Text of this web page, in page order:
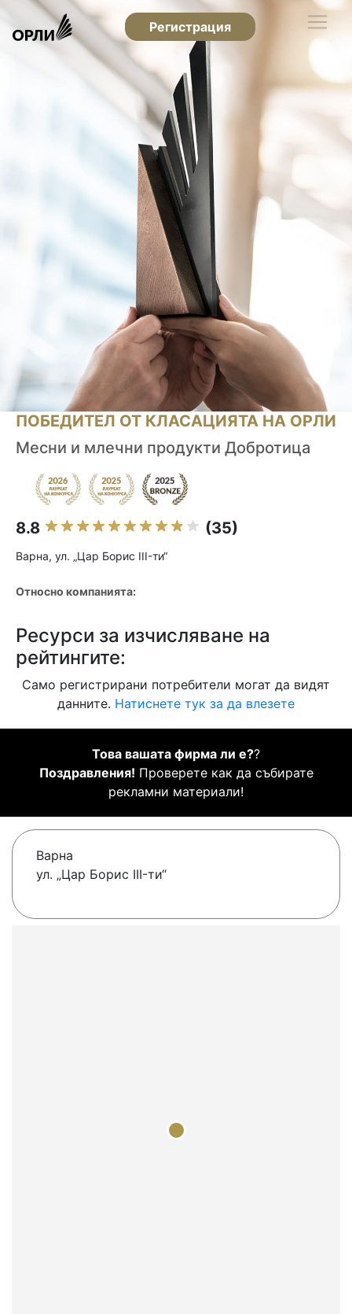
Регистрация
ПОБЕДИТЕЛ ОТ КЛАСАЦИЯТА НА ОРЛИ
Месни и млечни продукти Добротица
8.8 (35)
Варна, ул. „Цар Борис III-ти“
Относно компанията:
Ресурси за изчисляване на
рейтингите:
Само регистрирани потребители могат да видят
данните. Натиснете тук за да влезете
Това вашата фирма ли е??
Поздравления! Проверете как да събирате
рекламни материали!
Варна
ул. „Цар Борис III-ти“